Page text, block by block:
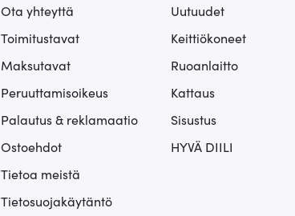
Ota yhteyttä
Toimitustavat
Maksutavat
Peruuttamisoikeus
Palautus & reklamaatio
Ostoehdot
Tietoa meistä
Tietosuojakäytäntö
Uutuudet
Keittiökoneet
Ruoanlaitto
Kattaus
Sisustus
HYVÄ DIILI